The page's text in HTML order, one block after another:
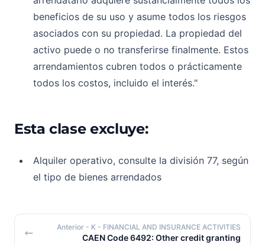
beneficios de su uso y asume todos los riesgos
asociados con su propiedad. La propiedad del
activo puede o no transferirse finalmente. Estos
arrendamientos cubren todos o prácticamente
todos los costos, incluido el interés."
Esta clase excluye:
Alquiler operativo, consulte la división 77, según
el tipo de bienes arrendados
Anterior - K - FINANCIAL AND INSURANCE ACTIVITIES
CAEN Code 6492: Other credit granting